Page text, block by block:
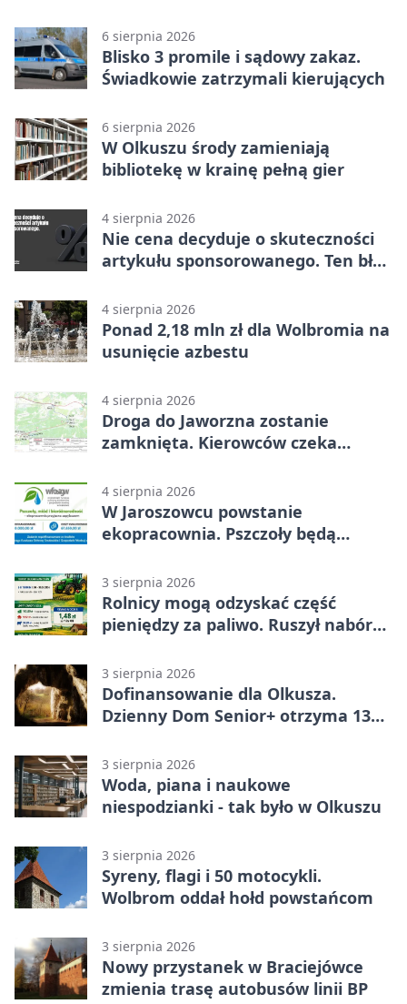
6 sierpnia 2026
Blisko 3 promile i sądowy zakaz.
Świadkowie zatrzymali kierujących
6 sierpnia 2026
W Olkuszu środy zamieniają
bibliotekę w krainę pełną gier
4 sierpnia 2026
Nie cena decyduje o skuteczności
artykułu sponsorowanego. Ten błąd
4 sierpnia 2026
Ponad 2,18 mln zł dla Wolbromia na
usunięcie azbestu
4 sierpnia 2026
Droga do Jaworzna zostanie
zamknięta. Kierowców czeka
4 sierpnia 2026
W Jaroszowcu powstanie
ekopracownia. Pszczoły będą
3 sierpnia 2026
Rolnicy mogą odzyskać część
pieniędzy za paliwo. Ruszył nabór
3 sierpnia 2026
Dofinansowanie dla Olkusza.
Dzienny Dom Senior+ otrzyma 134
3 sierpnia 2026
Woda, piana i naukowe
niespodzianki - tak było w Olkuszu
3 sierpnia 2026
Syreny, flagi i 50 motocykli.
Wolbrom oddał hołd powstańcom
3 sierpnia 2026
Nowy przystanek w Braciejówce
zmienia trasę autobusów linii BP